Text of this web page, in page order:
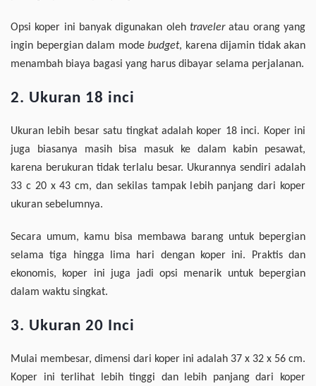
Opsi koper ini banyak digunakan oleh traveleratau orang yang
ingin bepergian dalam mode budget, karena dijamin tidak akan
menambah biaya bagasi yang harus dibayar selama perjalanan.
2. Ukuran 18 inci
Ukuran lebih besar satu tingkat adalah koper 18 inci. Koper ini
juga biasanya masih bisa masuk ke dalam kabin pesawat,
karena berukuran tidak terlalu besar. Ukurannya sendiri adalah
33 c 20 x 43 cm, dan sekilas tampak lebih panjang dari koper
ukuran sebelumnya.
Secara umum, kamu bisa membawa barang untuk bepergian
selama tiga hingga lima hari dengan koper ini. Praktis dan
ekonomis, koper ini juga jadi opsi menarik untuk bepergian
dalam waktu singkat.
3. Ukuran 20 Inci
Mulai membesar, dimensi dari koper ini adalah 37 x 32 x 56 cm.
Koper ini terlihat lebih tinggi dan lebih panjang dari koper